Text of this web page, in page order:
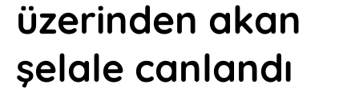
üzerinden akan
şelale canlandı